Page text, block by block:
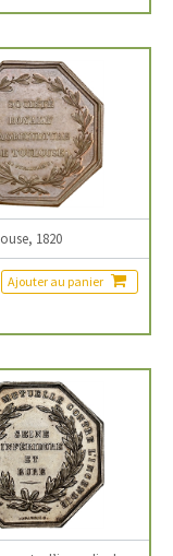
1820
Ajouter au panier